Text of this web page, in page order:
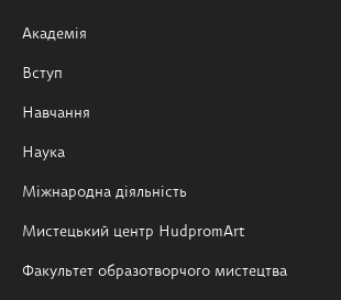
Академія
Вступ
Навчання
Наука
Міжнародна діяльність
Мистецький центр HudpromArt
Факультет образотворчого мистецтва